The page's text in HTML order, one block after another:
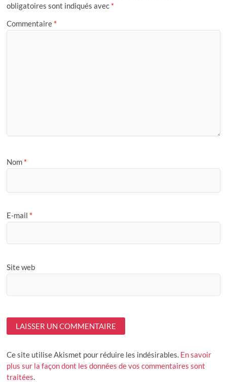
obligatoires sont indiqués avec *
Commentaire *
Nom *
E-mail *
Site web
Ce site utilise Akismet pour réduire les indésirables. En savoir
plus sur la façon dont les données de vos commentaires sont
traitées.